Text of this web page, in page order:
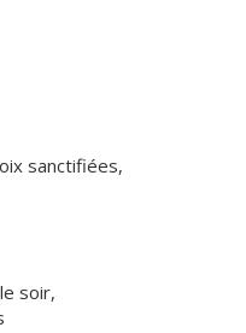
sanctifiées,
soir,